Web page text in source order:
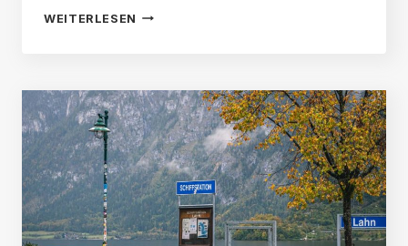
WEITERLESEN HALLSTATT
11
DINGE,
DIE
MAN
IN
HALLSTATT